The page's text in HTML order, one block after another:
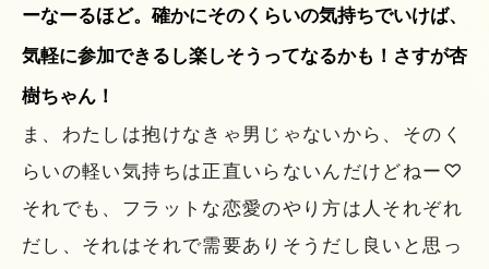
ーなーるほど。確かにそのくらいの気持ちでいけば、
気軽に参加できるし楽しそうってなるかも！さすが杏
樹ちゃん！
ま、わたしは抱けなきゃ男じゃないから、そのく
らいの軽い気持ちは正直いらないんだけどねー♡
それでも、フラットな恋愛のやり方は人それぞれ
だし、それはそれで需要ありそうだし良いと思っ